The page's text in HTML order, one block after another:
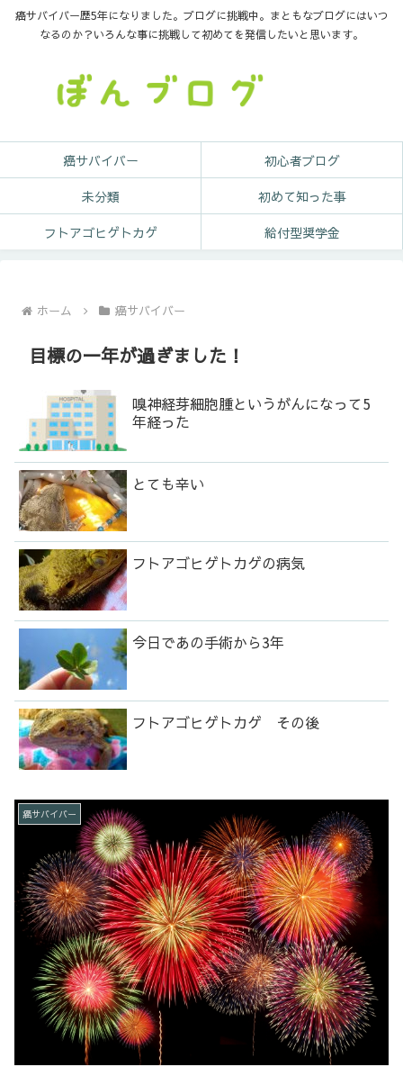
癌サバイバー歴5年になりました。ブログに挑戦中。まともなブログにはいつ
なるのか？いろんな事に挑戦して初めてを発信したいと思います。
癌サバイバー
初心者ブログ
未分類
初めて知った事
フトアゴヒゲトカゲ
給付型奨学金
ホーム 癌サバイバー
目標の一年が過ぎました！
嗅神経芽細胞腫というがんになって5
年経った
とても辛い
フトアゴヒゲトカゲの病気
今日であの手術から3年
フトアゴヒゲトカゲ その後
癌サバイバー